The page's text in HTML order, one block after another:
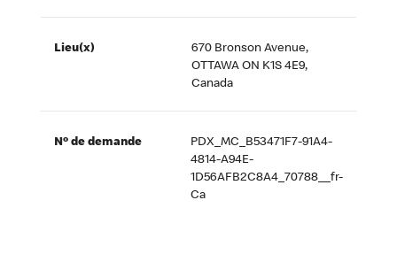
Lieu(x)
670 Bronson Avenue,
OTTAWA ON K1S 4E9,
Canada
Nº de demande
PDX_MC_B53471F7-91A4-
4814-A94E-
1D56AFB2C8A4_70788__fr-
Ca